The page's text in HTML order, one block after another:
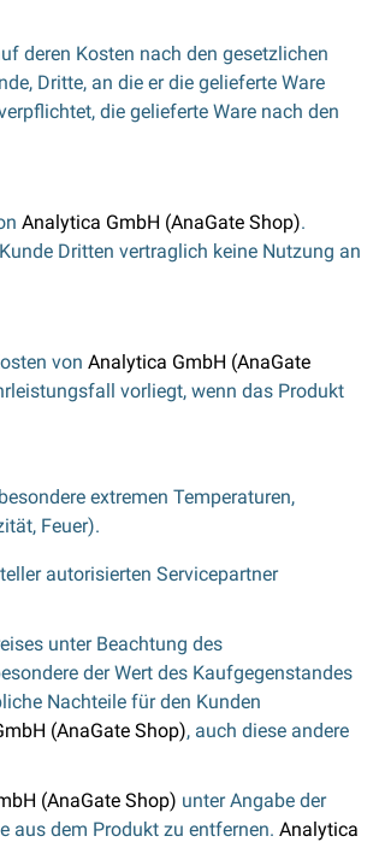
deren Kosten nach den gesetzlichen
Dritte, an die er die gelieferte Ware
die gelieferte Ware nach den
Analytica GmbH (AnaGate Shop).
Dritten vertraglich keine Nutzung an
von Analytica GmbH (AnaGate
vorliegt, wenn das Produkt
extremen Temperaturen,
Feuer).
autorisierten Servicepartner
unter Beachtung des
der Wert des Kaufgegenstandes
Nachteile für den Kunden
(AnaGate Shop), auch diese andere
(AnaGate Shop) unter Angabe der
aus dem Produkt zu entfernen. Analytica